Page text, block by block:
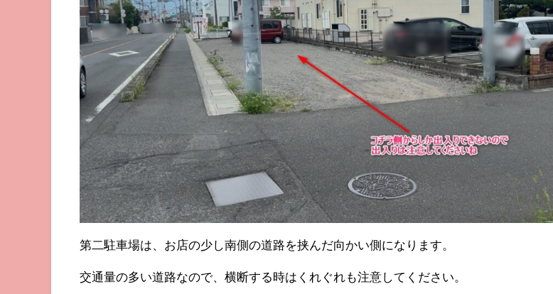
第二駐車場は、お店の少し南側の道路を挟んだ向かい側になります。
交通量の多い道路なので、横断する時はくれぐれも注意してください。